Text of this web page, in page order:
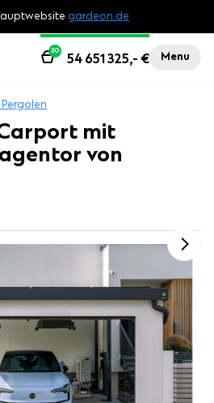
gardeon.de
Menu
54 651 325,- €
30
mit
von